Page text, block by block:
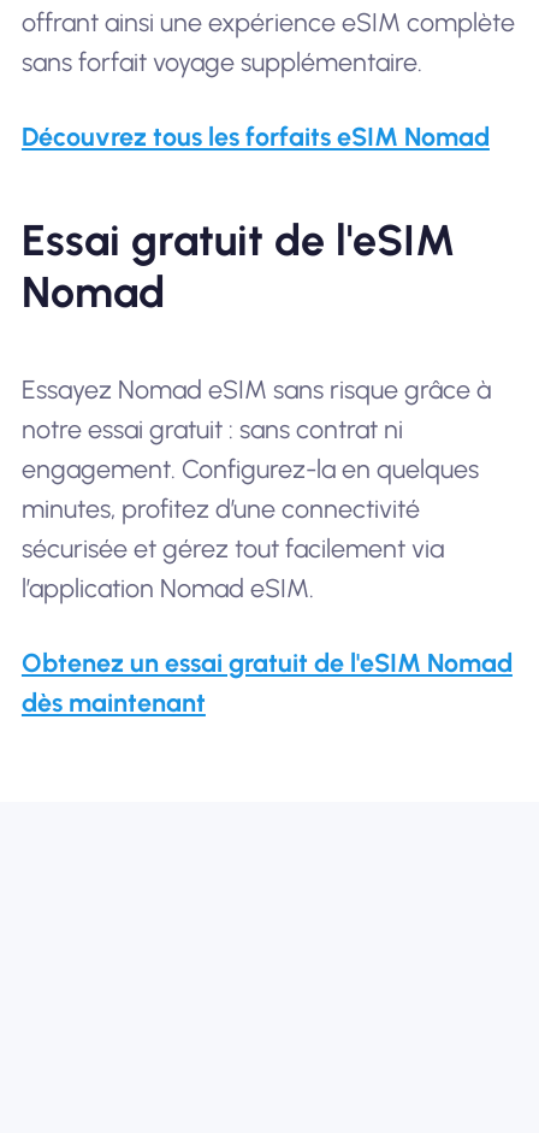
offrant ainsi une expérience eSIM complète
sans forfait voyage supplémentaire.
Découvrez tous les forfaits eSIM Nomad
Essai gratuit de l'eSIM
Nomad
Essayez Nomad eSIM sans risque grâce à
notre essai gratuit : sans contrat ni
engagement. Configurez-la en quelques
minutes, profitez d’une connectivité
sécurisée et gérez tout facilement via
l’application Nomad eSIM.
Obtenez un essai gratuit de l'eSIM Nomad
dès maintenant